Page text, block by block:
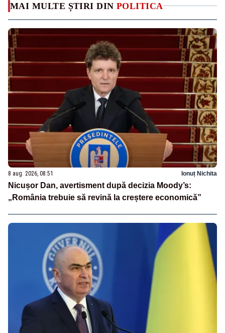
MAI MULTE ȘTIRI DIN POLITICA
8 aug. 2026, 08:51 Ionuț Nichita
Nicușor Dan, avertisment după decizia Moody’s:
„România trebuie să revină la creștere economică”